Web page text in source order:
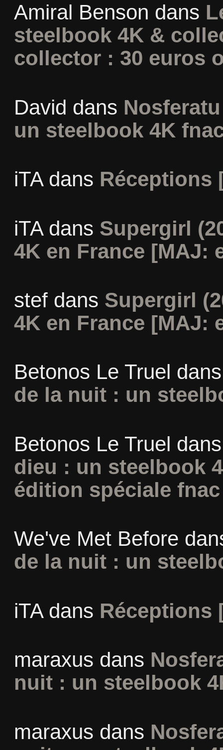
Amiral Benson dans
steelbook 4K &
collector : 30 euros
David dans
un steelbook 4K
iTAdans Réceptions
iTAdans Supergirl
4K en France [MAJ:
stefdans Supergirl
4K en France [MAJ:
Betonos Le Truel
de la nuit : un
Betonos Le Truel
dieu : un steelbook
édition spéciale
We've Met Before
de la nuit : un
iTAdans Réceptions
maraxus dans
nuit : un steelbook
maraxus dans